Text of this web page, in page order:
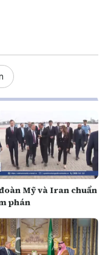
Mỹ và Iran chuẩn
phán